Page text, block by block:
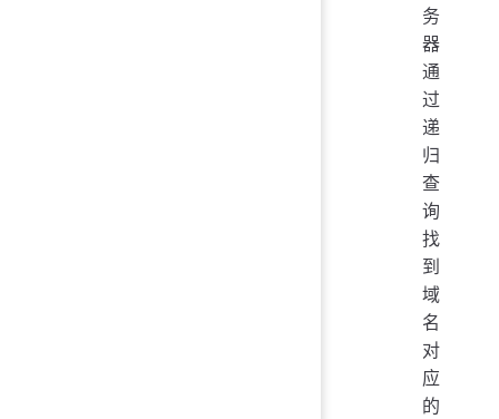
务
器
通
过
递
归
查
询
找
到
域
名
对
应
的